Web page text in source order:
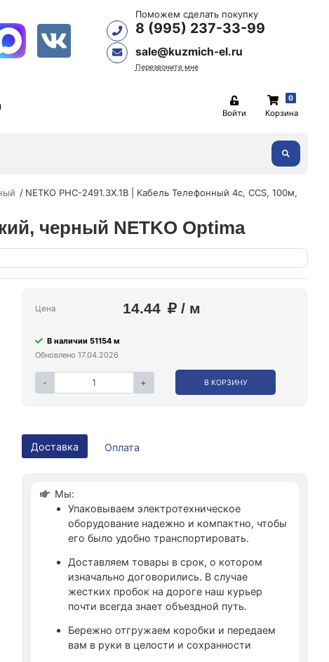
Поможем сделать покупку
8 (995) 237-33-99
sale@kuzmich-el.ru
Перезвоните мне
Войти
0
Корзина
NETKO PHC-2491.3X.1B | Кабель Телефонный 4с, CCS, 100м,
черный NETKO Optima
Цена 14.44 / м
В наличии 51154 м
Обновлено 17.04.2026
- + В КОРЗИНУ
Доставка Оплата
Мы:
Упаковываем электротехническое
оборудование надежно и компактно, чтобы
его было удобно транспортировать.
Доставляем товары в срок, о котором
изначально договорились. В случае
жестких пробок на дороге наш курьер
почти всегда знает объездной путь.
Бережно отгружаем коробки и передаем
вам в руки в целости и сохранности